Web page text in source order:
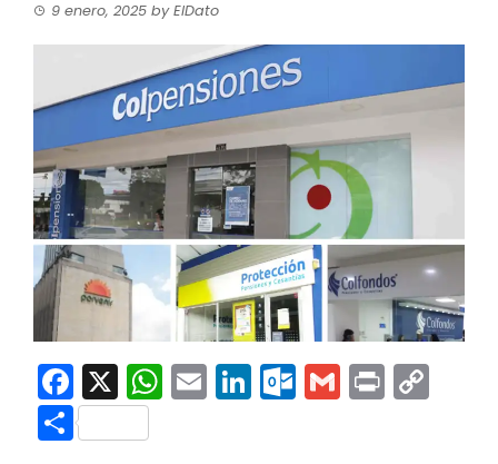
9 enero, 2025 byElDato
Facebook
X WhatsApp
EmailLinkedInGmail
Print
Compartir